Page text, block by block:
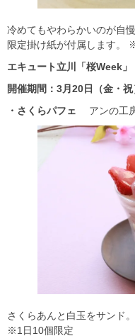
冷めてもやわらかいのが自
限定掛け紙が付属します。
エキュート立川「桜Week 」
開催期間：3月20日（金・
・さくらパフェ
アンの工
さくらあんと白玉をサンド
※1日10個限定